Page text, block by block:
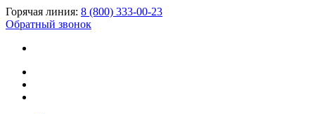
Горячая линия: 8 (800) 333-00-23
Обратный звонок